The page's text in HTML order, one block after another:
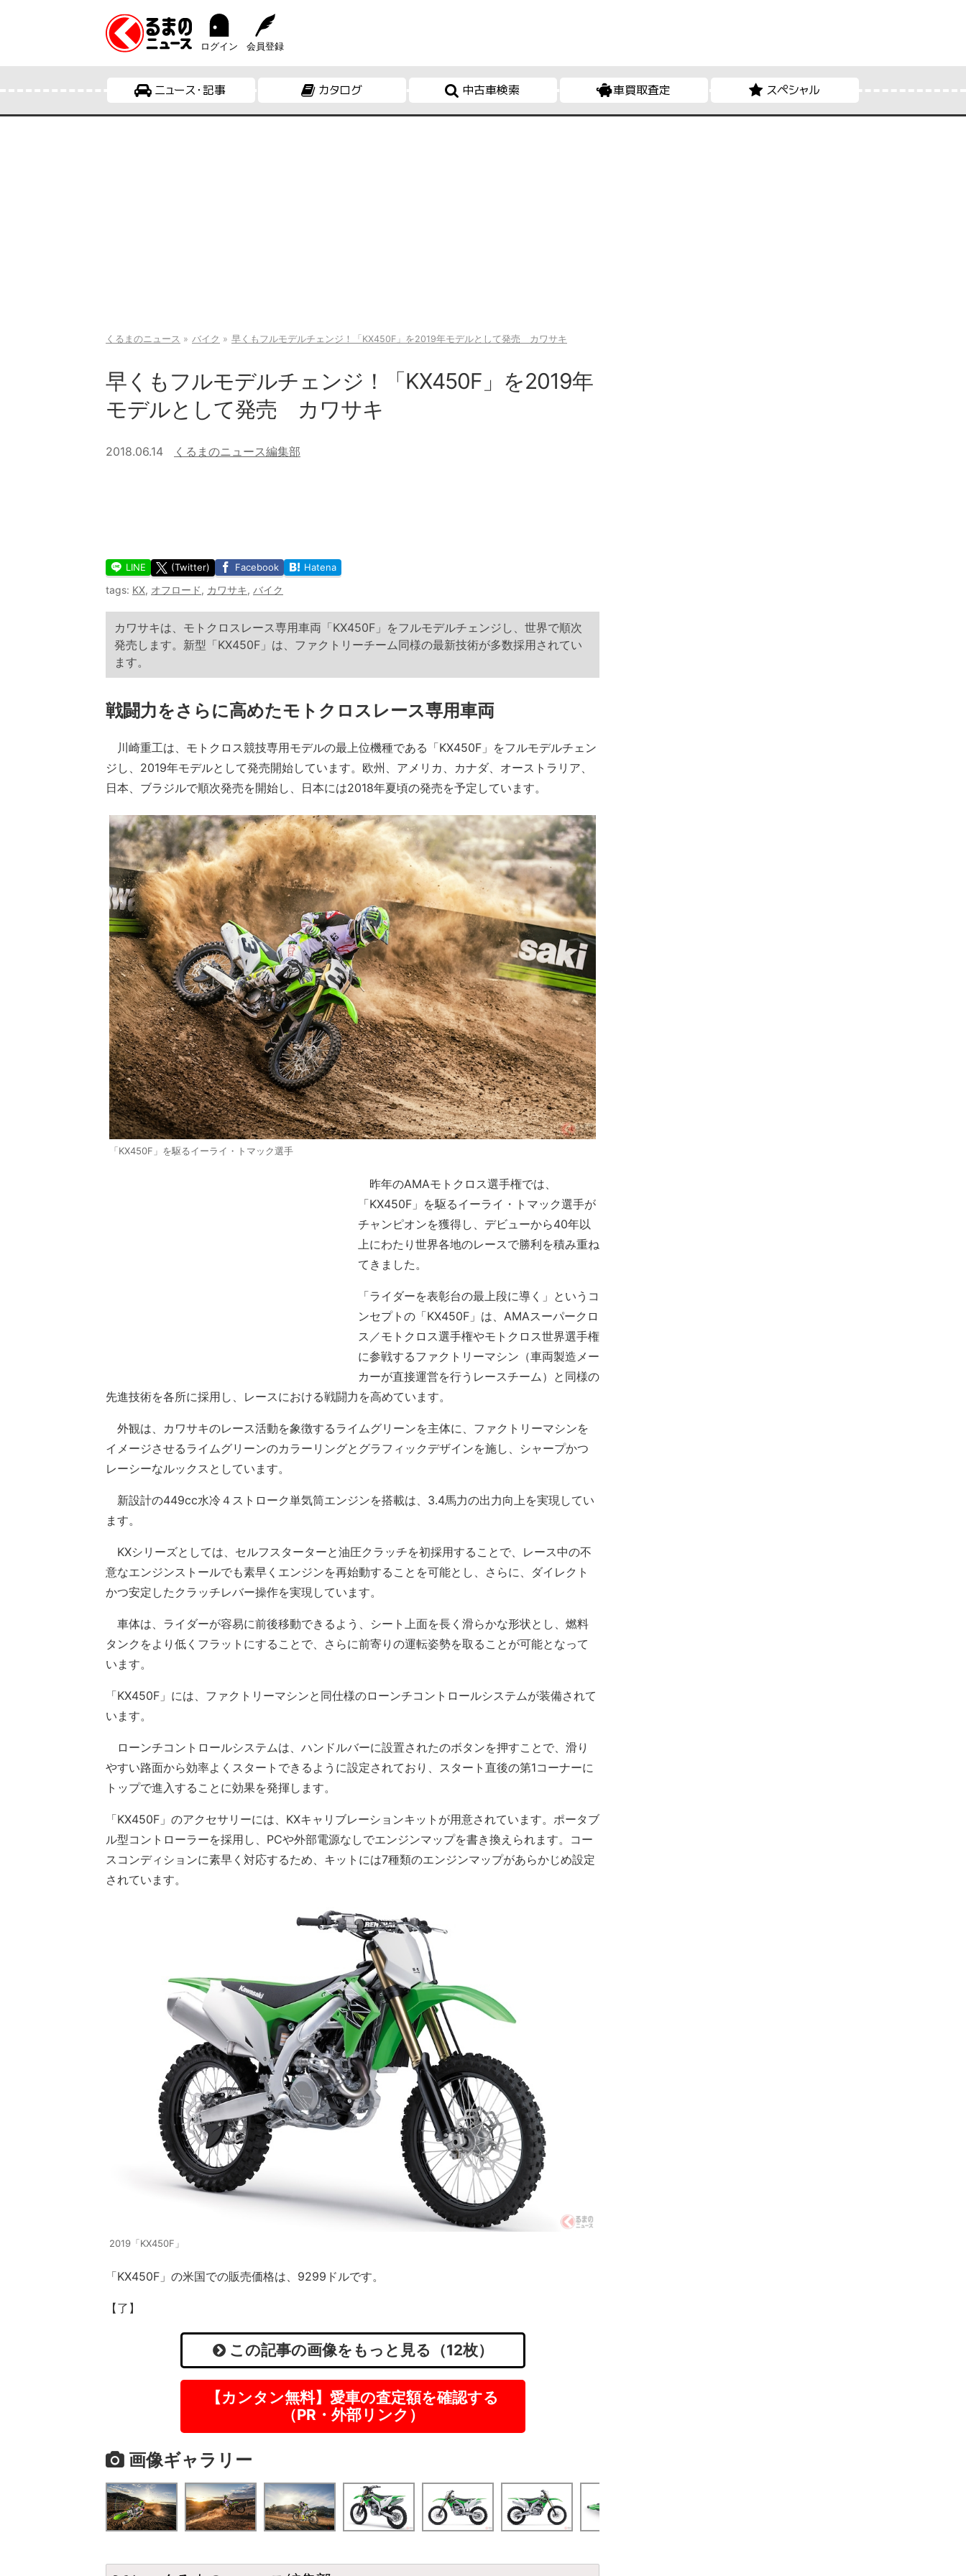
ログイン 会員登録
ニュース・記事 カタログ 中古車検索 車買取査定 スペシャル
くるまのニュース バイク 早くもフルモデルチェンジ！「KX450F」を2019年モデルとして発売 カワサキ
早くもフルモデルチェンジ！「KX450F」を2019年
モデルとして発売 カワサキ
2018.06.14 くるまのニュース編集部
LINE (Twitter) Facebook Hatena
tags: KX, オフロード, カワサキ, バイク
カワサキは、モトクロスレース専用車両「KX450F」をフルモデルチェンジし、世界で順次
発売します。新型「KX450F」は、ファクトリーチーム同様の最新技術が多数採用されてい
ます。
戦闘力をさらに高めたモトクロスレース専用車両
川崎重工は、モトクロス競技専用モデルの最上位機種である「KX450F」をフルモデルチェン
ジし、2019年モデルとして発売開始しています。欧州、アメリカ、カナダ、オーストラリア、
日本、ブラジルで順次発売を開始し、日本には2018年夏頃の発売を予定しています。
「KX450F」を駆るイーライ・トマック選手
昨年のAMAモトクロス選手権では、
「KX450F」を駆るイーライ・トマック選手が
チャンピオンを獲得し、デビューから40年以
上にわたり世界各地のレースで勝利を積み重ね
てきました。
「ライダーを表彰台の最上段に導く」というコ
ンセプトの「KX450F」は、AMAスーパークロ
ス／モトクロス選手権やモトクロス世界選手権
に参戦するファクトリーマシン（車両製造メー
カーが直接運営を行うレースチーム）と同様の
先進技術を各所に採用し、レースにおける戦闘力を高めています。
外観は、カワサキのレース活動を象徴するライムグリーンを主体に、ファクトリーマシンを
イメージさせるライムグリーンのカラーリングとグラフィックデザインを施し、シャープかつ
レーシーなルックスとしています。
新設計の449cc水冷４ストローク単気筒エンジンを搭載は、3.4馬力の出力向上を実現してい
ます。
KXシリーズとしては、セルフスターターと油圧クラッチを初採用することで、レース中の不
意なエンジンストールでも素早くエンジンを再始動することを可能とし、さらに、ダイレクト
かつ安定したクラッチレバー操作を実現しています。
車体は、ライダーが容易に前後移動できるよう、シート上面を長く滑らかな形状とし、燃料
タンクをより低くフラットにすることで、さらに前寄りの運転姿勢を取ることが可能となって
います。
「KX450F」には、ファクトリーマシンと同仕様のローンチコントロールシステムが装備されて
います。
ローンチコントロールシステムは、ハンドルバーに設置されたのボタンを押すことで、滑り
やすい路面から効率よくスタートできるように設定されており、スタート直後の第1コーナーに
トップで進入することに効果を発揮します。
「KX450F」のアクセサリーには、KXキャリブレーションキットが用意されています。ポータブ
ル型コントローラーを採用し、PCや外部電源なしでエンジンマップを書き換えられます。コー
スコンディションに素早く対応するため、キットには7種類のエンジンマップがあらかじめ設定
されています。
2019「KX450F」
「KX450F」の米国での販売価格は、9299ドルです。
【了】
この記事の画像をもっと見る（12枚）
【カンタン無料】愛車の査定額を確認する
（PR・外部リンク）
画像ギャラリー